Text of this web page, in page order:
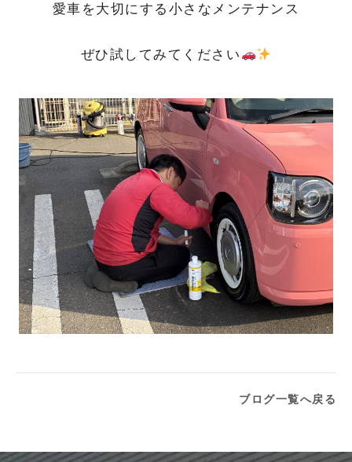
愛車を大切にする小さなメンテナンス
ぜひ試してみてください
ブログ一覧へ戻る